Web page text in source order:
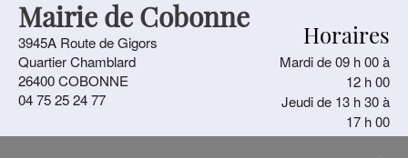
Aller
contenu
Mairie de Cobonne
3945A Route de Gigors
Quartier Chamblard
26400 COBONNE
04 75 25 24 77
Horaires
Mardi de 09 h 00 à
12 h 00
Jeudi de 13 h 30 à
17 h 00